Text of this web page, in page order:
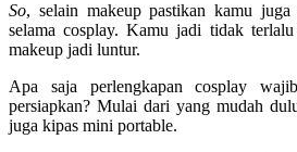
So, selain makeup pastikan kamu
selama cosplay. Kamu jadi tidak
makeup jadi luntur.
Apa saja perlengkapan cosplay
persiapkan? Mulai dari yang mudah
juga kipas mini portable.